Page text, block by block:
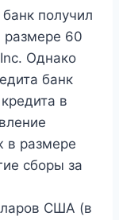
получил
60
Однако
банк
в
в размере
сборы за
США (в